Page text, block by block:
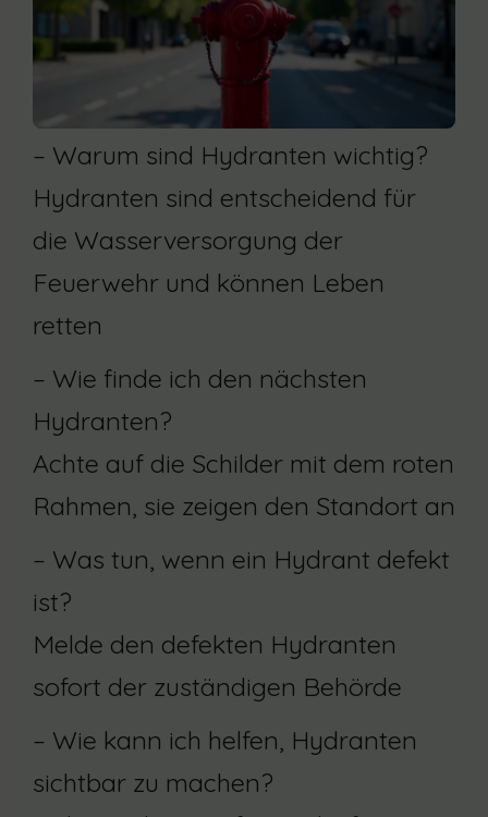
– Warum sind Hydranten wichtig?
Hydranten sind entscheidend für
die Wasserversorgung der
Feuerwehr und können Leben
retten
– Wie finde ich den nächsten
Hydranten?
Achte auf die Schilder mit dem roten
Rahmen, sie zeigen den Standort an
– Was tun, wenn ein Hydrant defekt
ist?
Melde den defekten Hydranten
sofort der zuständigen Behörde
– Wie kann ich helfen, Hydranten
sichtbar zu machen?